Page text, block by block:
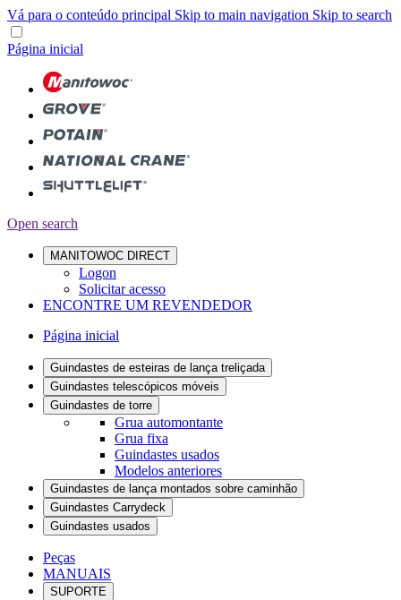
Vá para o conteúdo principal Skip to main navigation Skip to search
Página inicial
Open search
MANITOWOC DIRECT
Logon
Solicitar acesso
ENCONTRE UM REVENDEDOR
Página inicial
Guindastes de esteiras de lança treliçada
Guindastes telescópicos móveis
Guindastes de torre
Grua automontante
Grua fixa
Guindastes usados
Modelos anteriores
Guindastes de lança montados sobre caminhão
Guindastes Carrydeck
Guindastes usados
Peças
MANUAIS
SUPORTE